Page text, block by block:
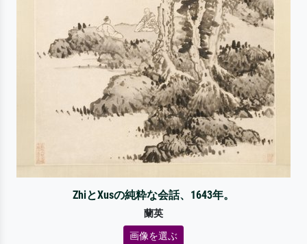
ZhiとXusの純粋な会話、1643年。
蘭英
画像を選ぶ